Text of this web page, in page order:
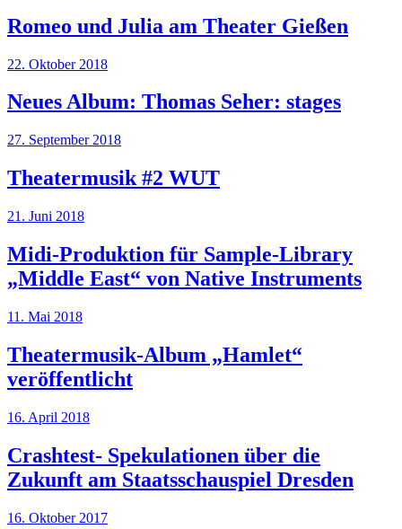
Romeo und Julia am Theater Gießen
22. Oktober 2018
Neues Album: Thomas Seher: stages
27. September 2018
Theatermusik #2 WUT
21. Juni 2018
Midi-Produktion für Sample-Library
„Middle East“ von Native Instruments
11. Mai 2018
Theatermusik-Album „Hamlet“
veröffentlicht
16. April 2018
Crashtest- Spekulationen über die
Zukunft am Staatsschauspiel Dresden
16. Oktober 2017